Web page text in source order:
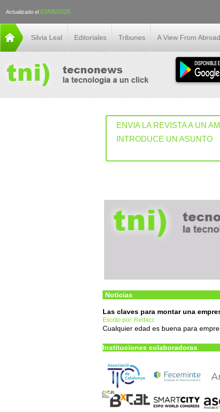
Actualizado el 03/08/2026
Silvia Leal Editoriales Tribunes A View From Abroad
ENVIA LA REVISTA A UN
INTRODUCE UN ASUNTO
Noticias
Las claves para montar una
Escrito por: Redacc
Cualquier edad es buena para
Instituciones colaboradoras